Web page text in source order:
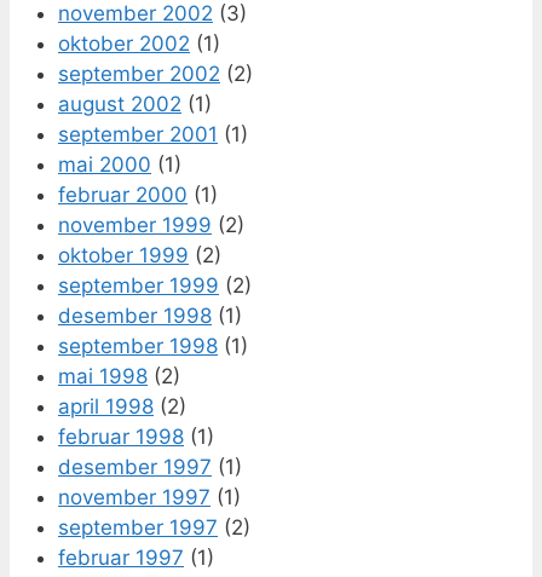
november 2002 (3)
oktober 2002 (1)
september 2002 (2)
august 2002 (1)
september 2001 (1)
mai 2000 (1)
februar 2000 (1)
november 1999 (2)
oktober 1999 (2)
september 1999 (2)
desember 1998 (1)
september 1998 (1)
mai 1998 (2)
april 1998 (2)
februar 1998 (1)
desember 1997 (1)
november 1997 (1)
september 1997 (2)
februar 1997 (1)